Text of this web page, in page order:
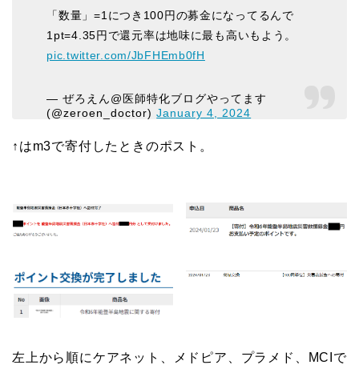
「数量」=1につき100円の募金になってるんで
1pt=4.35円で還元率は地味に最も高いもよう。
pic.twitter.com/JbFHEmb0fH
— ぜろえん@医師特化ブログやってます
(@zeroen_doctor)January 4, 2024
↑はm3で寄付したときのポスト。
左上から順にケアネット、メドピア、プラメド、MCIで